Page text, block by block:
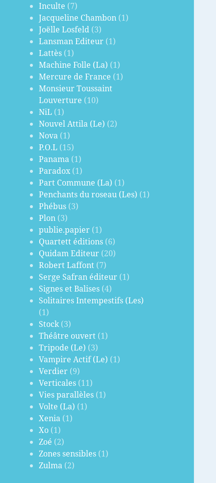
Inculte (7)
Jacqueline Chambon (1)
Joëlle Losfeld (3)
Lansman Editeur (1)
Lattès (1)
Machine Folle (La) (1)
Mercure de France (1)
Monsieur Toussaint
Louverture (10)
NiL (1)
Nouvel Attila (Le) (2)
Nova (1)
P.O.L (15)
Panama (1)
Paradox (1)
Part Commune (La) (1)
Penchants du roseau (Les) (1)
Phébus (3)
Plon (3)
publie.papier (1)
Quartett éditions (6)
Quidam Editeur (20)
Robert Laffont (7)
Serge Safran éditeur (1)
Signes et Balises (4)
Solitaires Intempestifs (Les)
(1)
Stock(3)
Théâtre ouvert (1)
Tripode (Le) (3)
Vampire Actif (Le) (1)
Verdier (9)
Verticales (11)
Vies parallèles (1)
Volte (La) (1)
Xenia (1)
Xo (1)
Zoé (2)
Zones sensibles (1)
Zulma (2)